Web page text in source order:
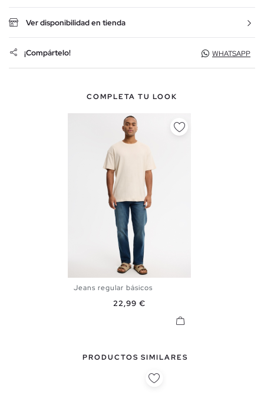
Ver disponibilidad en tienda
¡Compártelo! WHATSAPP
COMPLETA TU LOOK
36 38 40 42
48
Jeans regular básicos
Precio
22,99 €
PRODUCTOS SIMILARES